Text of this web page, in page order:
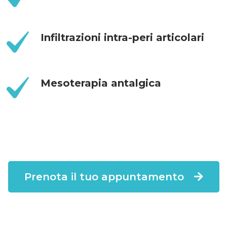
Infiltrazioni intra-peri articolari
Mesoterapia antalgica
Prenota il tuo appuntamento